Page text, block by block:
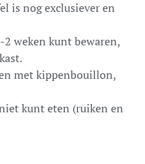
is nog exclusiever en
weken kunt bewaren,
met kippenbouillon,
kunt eten (ruiken en